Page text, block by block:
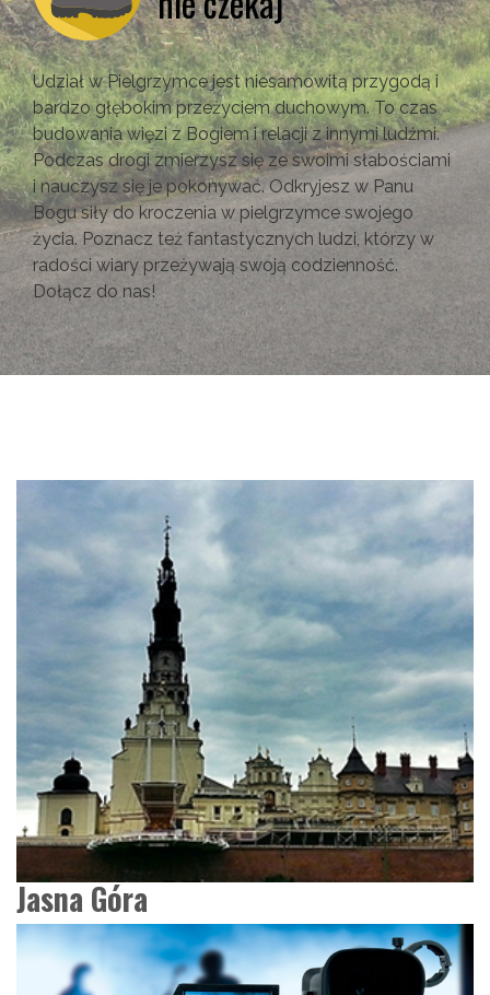
Udział w Pielgrzymce jest niesamowitą przygodą i
bardzo głębokim przeżyciem duchowym. To czas
budowania więzi z Bogiem i relacji z innymi ludźmi.
Podczas drogi zmierzysz się ze swoimi słabościami
i nauczysz się je pokonywać. Odkryjesz w Panu
Bogu siły do kroczenia w pielgrzymce swojego
życia. Poznacz też fantastycznych ludzi, którzy w
radości wiary przeżywają swoją codzienność.
Dołącz do nas!
Jasna Góra